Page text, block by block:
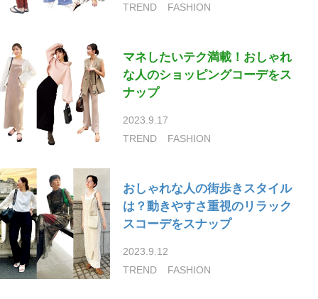
TREND
FASHION
マネしたいテク満載！おしゃれ
な人のショッピングコーデをス
ナップ
2023.9.17
TREND
FASHION
おしゃれな人の街歩きスタイル
は？動きやすさ重視のリラック
スコーデをスナップ
2023.9.12
TREND
FASHION